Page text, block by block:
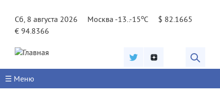
Сб, 8 августа 2026
Москва -13..-15oC
$ 82.1665
€ 94.8366
☰ Меню